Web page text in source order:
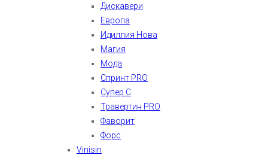
Дискавери
Европа
Идиллия Нова
Магия
Мода
Спринт PRO
Супер С
Травертин PRO
Фаворит
Форс
Vinisin